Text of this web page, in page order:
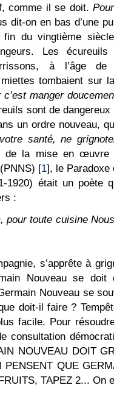
comme il se doit.
dit-on en bas d’une
fin du vingtième
Les écureuils
à l’âge
tombaient sur
c’est manger
sont de
un ordre nouveau,
santé, ne
de la mise en œuvre
[1], le Paradoxe
1920) était un poète
:
pour toute cuisine
s’apprête à
Nouveau se
Nouveau se
doit-il faire ?
facile. Pour
consultation
NOUVEAU DOIT
QUE
TAPEZ 2... On